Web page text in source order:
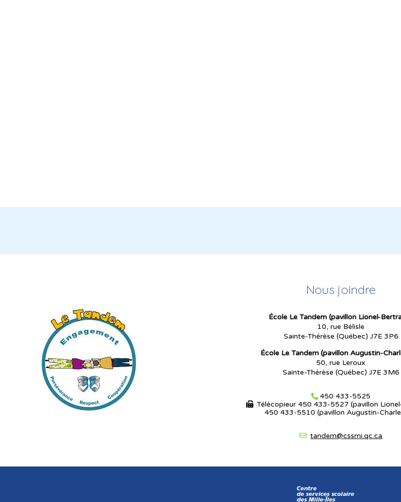
Nous joindre
École Le Tandem (pavillon Lionel-
10, rue Bélisle
Sainte-Thérèse (Québec) J7E 3P6
École Le Tandem (pavillon Augustin-
50, rue Leroux
Sainte-Thérèse (Québec) J7E 3M6
450 433-5525
Télécopieur 450 433-5527 (pavillon
450 433-5510 (pavillon Augustin-
tandem@cssmi.qc.ca